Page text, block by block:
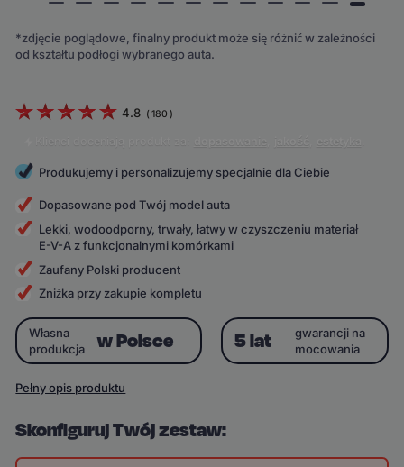
*zdjęcie poglądowe, finalny produkt może się różnić w zależności
od kształtu podłogi wybranego auta.
4.8 ( 180 )
Klienci doceniają produkt za: dopasowanie estetyka
Produkujemy i personalizujemy specjalnie dla Ciebie
Dopasowane pod Twój model auta
Lekki, wodoodporny, trwały, łatwy w czyszczeniu materiał
E-V-A z funkcjonalnymi komórkami
Zaufany Polski producent
Zniżka przy zakupie kompletu
Skonfiguruj Twój zestaw:
Własna
produkcja
w Polsce 5 lat
gwarancji na
mocowania
Pełny opis produktu